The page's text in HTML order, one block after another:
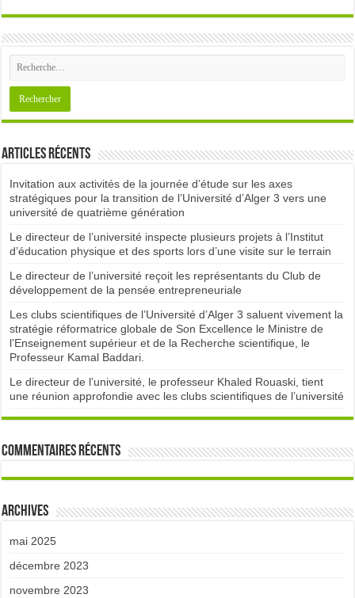
Articles récents
Invitation aux activités de la journée d’étude sur les axes
stratégiques pour la transition de l’Université d’Alger 3 vers une
université de quatrième génération
Le directeur de l’université inspecte plusieurs projets à l’Institut
d’éducation physique et des sports lors d’une visite sur le terrain
Le directeur de l’université reçoit les représentants du Club de
développement de la pensée entrepreneuriale
Les clubs scientifiques de l’Université d’Alger 3 saluent vivement la
stratégie réformatrice globale de Son Excellence le Ministre de
l’Enseignement supérieur et de la Recherche scientifique, le
Professeur Kamal Baddari.
Le directeur de l’université, le professeur Khaled Rouaski, tient
une réunion approfondie avec les clubs scientifiques de l’université
Commentaires récents
Archives
mai 2025
décembre 2023
novembre 2023